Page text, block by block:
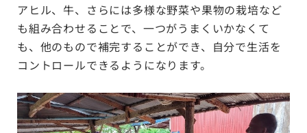
アヒル、牛、さらには多様な野菜や果物の栽培など
も組み合わせることで、一つがうまくいかなくて
も、他のもので補完することができ、自分で生活を
コントロールできるようになります。